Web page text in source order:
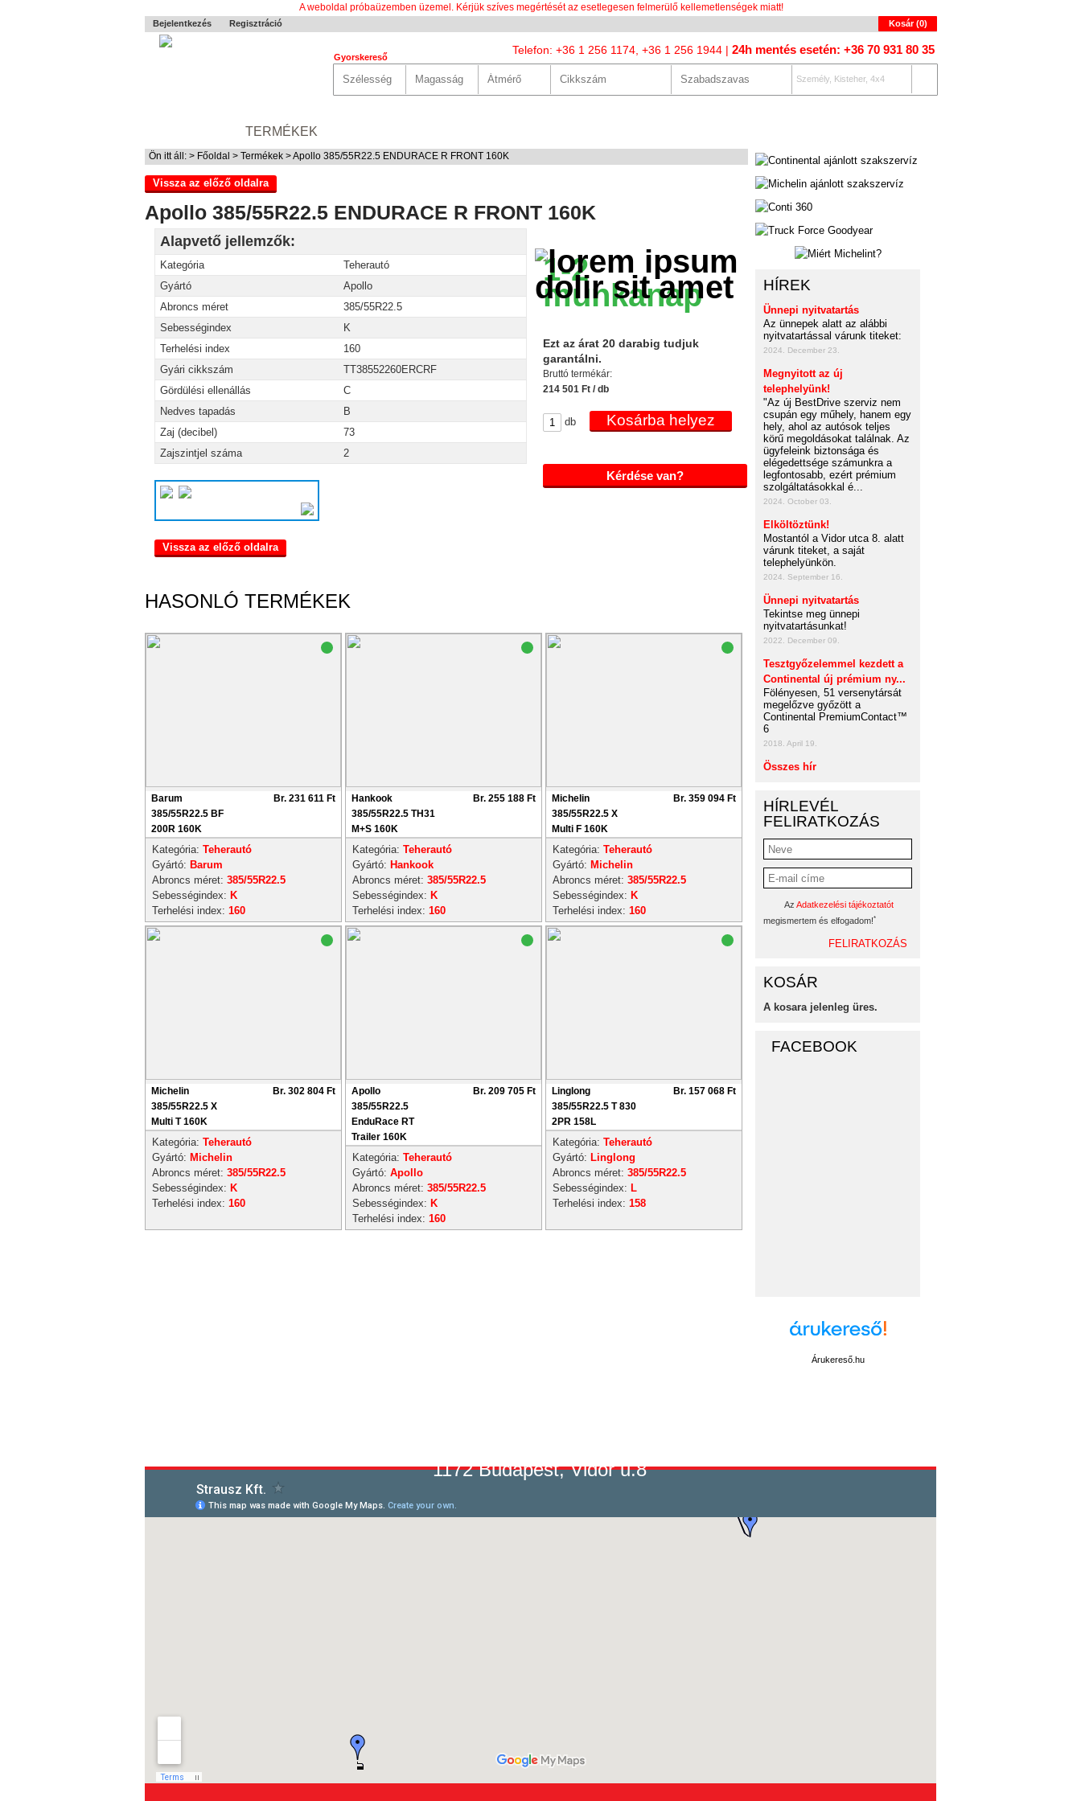
A weboldal próbaüzemben üzemel. Kérjük szíves megértését az esetlegesen felmerülő kellemetlenségek miatt!
Bejelentkezés Regisztráció Kosár (0)
Telefon: +36 1 256 1174, +36 1 256 1944 | 24h mentés esetén: +36 70 931 80 35
Gyorskereső
Személy, Kisteher, 4x4
TERMÉKEK
Ön itt áll: > Főoldal > Termékek > Apollo 385/55R22.5 ENDURACE R FRONT 160K
Vissza az előző oldalra
Apollo 385/55R22.5 ENDURACE R FRONT 160K
Alapvető jellemzők:
Kategória
Teherautó
Gyártó
Apollo
Abroncs méret
385/55R22.5
Sebességindex
K
Terhelési index
160
Gyári cikkszám
TT38552260ERCRF
Gördülési ellenállás
C
Nedves tapadás
B
Zaj (decibel)
73
Zajszintjel száma
2
Vissza az előző oldalra
1-2
munkanap
Ezt az árat 20 darabig tudjuk
garantálni.
Bruttó termékár:
214 501 Ft / db
db
Kérdése van?
HASONLÓ TERMÉKEK
Barum
385/55R22.5 BF
200R 160K
Br. 231 611 Ft
Kategória: Teherautó
Gyártó: Barum
Abroncs méret: 385/55R22.5
Sebességindex: K
Terhelési index: 160
Hankook
385/55R22.5 TH31
M+S 160K
Br. 255 188 Ft
Kategória: Teherautó
Gyártó: Hankook
Abroncs méret: 385/55R22.5
Sebességindex: K
Terhelési index: 160
Michelin
385/55R22.5 X
Multi F 160K
Br. 359 094 Ft
Kategória: Teherautó
Gyártó: Michelin
Abroncs méret: 385/55R22.5
Sebességindex: K
Terhelési index: 160
Michelin
385/55R22.5 X
Multi T 160K
Br. 302 804 Ft
Kategória: Teherautó
Gyártó: Michelin
Abroncs méret: 385/55R22.5
Sebességindex: K
Terhelési index: 160
Apollo
385/55R22.5
EnduRace RT
Trailer 160K
Br. 209 705 Ft
Kategória: Teherautó
Gyártó: Apollo
Abroncs méret: 385/55R22.5
Sebességindex: K
Terhelési index: 160
Linglong
385/55R22.5 T 830
2PR 158L
Br. 157 068 Ft
Kategória: Teherautó
Gyártó: Linglong
Abroncs méret: 385/55R22.5
Sebességindex: L
Terhelési index: 158
HÍREK
Ünnepi nyitvatartás
Az ünnepek alatt az alábbi
nyitvatartással várunk titeket:
2024. December 23.
Megnyitott az új
telephelyünk!
"Az új BestDrive szerviz nem
csupán egy műhely, hanem egy
hely, ahol az autósok teljes
körű megoldásokat találnak. Az
ügyfeleink biztonsága és
elégedettsége számunkra a
legfontosabb, ezért prémium
szolgáltatásokkal é...
2024. October 03.
Elköltöztünk!
Mostantól a Vidor utca 8. alatt
várunk titeket, a saját
telephelyünkön.
2024. September 16.
Ünnepi nyitvatartás
Tekintse meg ünnepi
nyitvatartásunkat!
2022. December 09.
Tesztgyőzelemmel kezdett a
Continental új prémium ny...
Fölényesen, 51 versenytársát
megelőzve győzött a
Continental PremiumContact™
6
2018. April 19.
Összes hír
HÍRLEVÉL
FELIRATKOZÁS
Az Adatkezelési tájékoztatót
megismertem és elfogadom!*
KOSÁR
A kosara jelenleg üres.
FACEBOOK
Árukereső.hu
1172 Budapest, Vidor u.8